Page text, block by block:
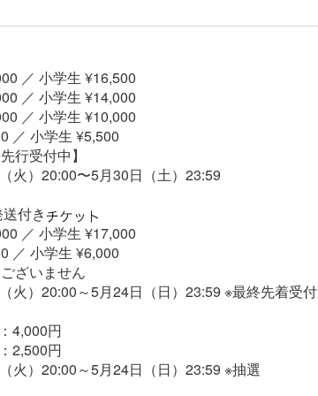
／ 小学生 ¥16,500
／ 小学生 ¥14,000
／ 小学生 ¥10,000
／ 小学生 ¥5,500
行受付中】
火）20:00〜5月30日（土）23:59
付き
／ 小学生 ¥17,000
／ 小学生 ¥6,000
ざいません
火）20:00～5月24日（日）23:59 ※最終先着受付
4,000円
2,500円
火）20:00～5月24日（日）23:59 ※抽選